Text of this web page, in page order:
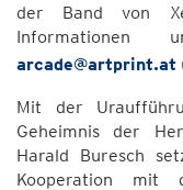
der Band von
Informationen
arcade@artprint.at
Mit der
Geheimnis der
Harald Buresch
Kooperation mit